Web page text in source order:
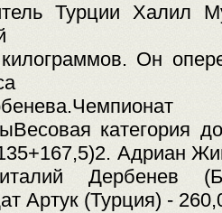
Турции Халил
Он
категория
Адриан
Дербенев
Артук (Турция) -